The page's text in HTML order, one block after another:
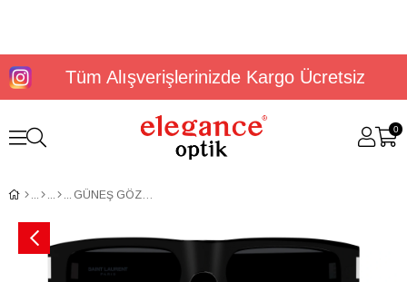
Tüm Alışverişlerinizde Kargo Ücretsiz
0
GÜNEŞ GÖZLÜĞÜ SAINT LAURENT SL 659 001